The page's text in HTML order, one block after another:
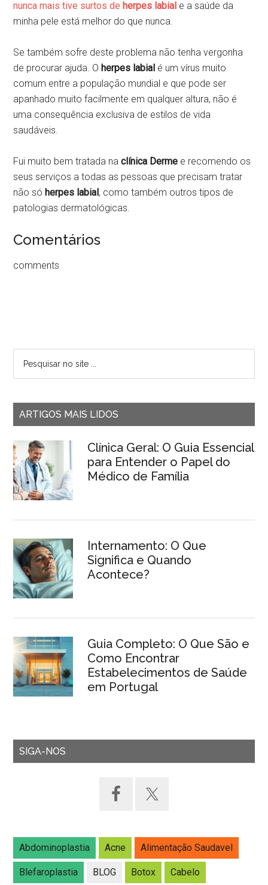
nunca mais tive surtos de herpes labial e a saúde da
minha pele está melhor do que nunca.
Se também sofre deste problema não tenha vergonha
de procurar ajuda. Oherpes labial é um vírus muito
comum entre a população mundial e que pode ser
apanhado muito facilmente em qualquer altura, não é
uma consequência exclusiva de estilos de vida
saudáveis.
Fui muito bem tratada naclínica Derme e recomendo os
seus serviços a todas as pessoas que precisam tratar
não sóherpes labial, como também outros tipos de
patologias dermatológicas.
Comentários
comments
ARTIGOS MAIS LIDOS
Clínica Geral: O Guia Essencial
para Entender o Papel do
Médico de Família
Internamento: O Que
Significa e Quando
Acontece?
Guia Completo: O Que São e
Como Encontrar
Estabelecimentos de Saúde
em Portugal
SIGA-NOS
Abdominoplastia Acne Alimentação Saudavel
Blefaroplastia BLOG Botox Cabelo